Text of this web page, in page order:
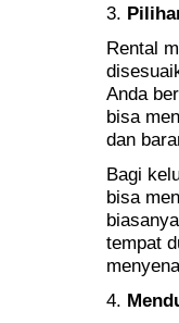
3.
Rental
Anda
bisa
dan
Bagi
bisa
tempat
4.